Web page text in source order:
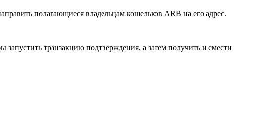
полагающиеся владельцам кошельков ARB на его адрес.
транзакцию подтверждения, а затем получить и смести